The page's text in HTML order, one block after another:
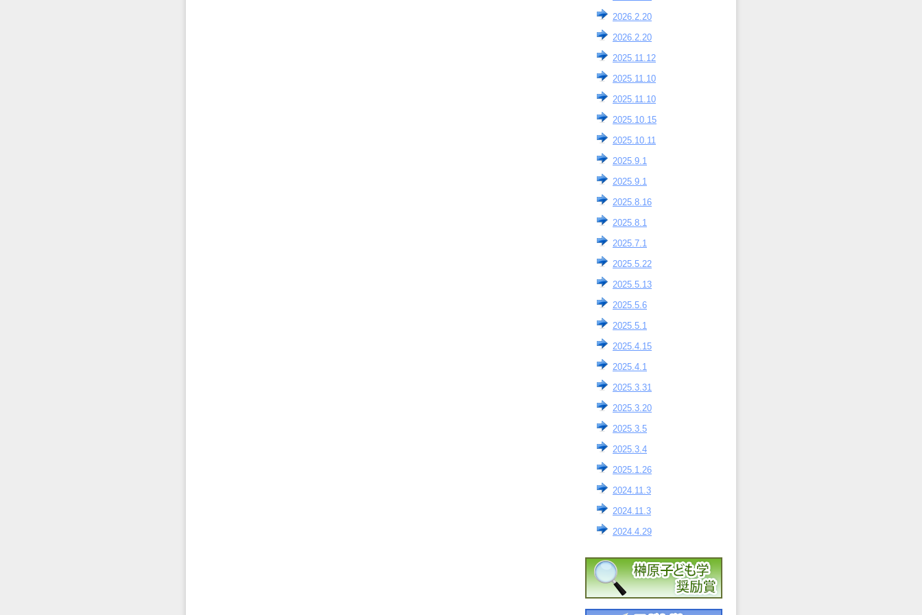
2026.2.20
2026.2.20
2025.11.12
2025.11.10
2025.11.10
2025.10.15
2025.10.11
2025.9.1
2025.9.1
2025.8.16
2025.8.1
2025.7.1
2025.5.22
2025.5.13
2025.5.6
2025.5.1
2025.4.15
2025.4.1
2025.3.31
2025.3.20
2025.3.5
2025.3.4
2025.1.26
2024.11.3
2024.11.3
2024.4.29